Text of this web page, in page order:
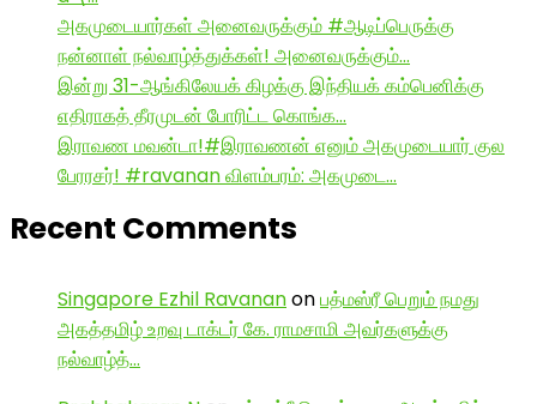
அகமுடையார்கள் அனைவருக்கும் #ஆடிப்பெருக்கு
நன்னாள் நல்வாழ்த்துக்கள்! அனைவருக்கும்…
இன்று 31-ஆங்கிலேயக் கிழக்கு இந்தியக் கம்பெனிக்கு
எதிராகத் தீரமுடன் போரிட்ட கொங்க…
இராவண மவன்டா!#இராவணன் எனும் அகமுடையார் குல
பேரரசர்! #ravanan விளம்பரம்: அகமுடை…
Recent Comments
Singapore Ezhil Ravananonபத்மஸ்ரீ பெறும் நமது
அகத்தமிழ் உறவு டாக்டர் கே. ராமசாமி அவர்களுக்கு
நல்வாழ்த்…